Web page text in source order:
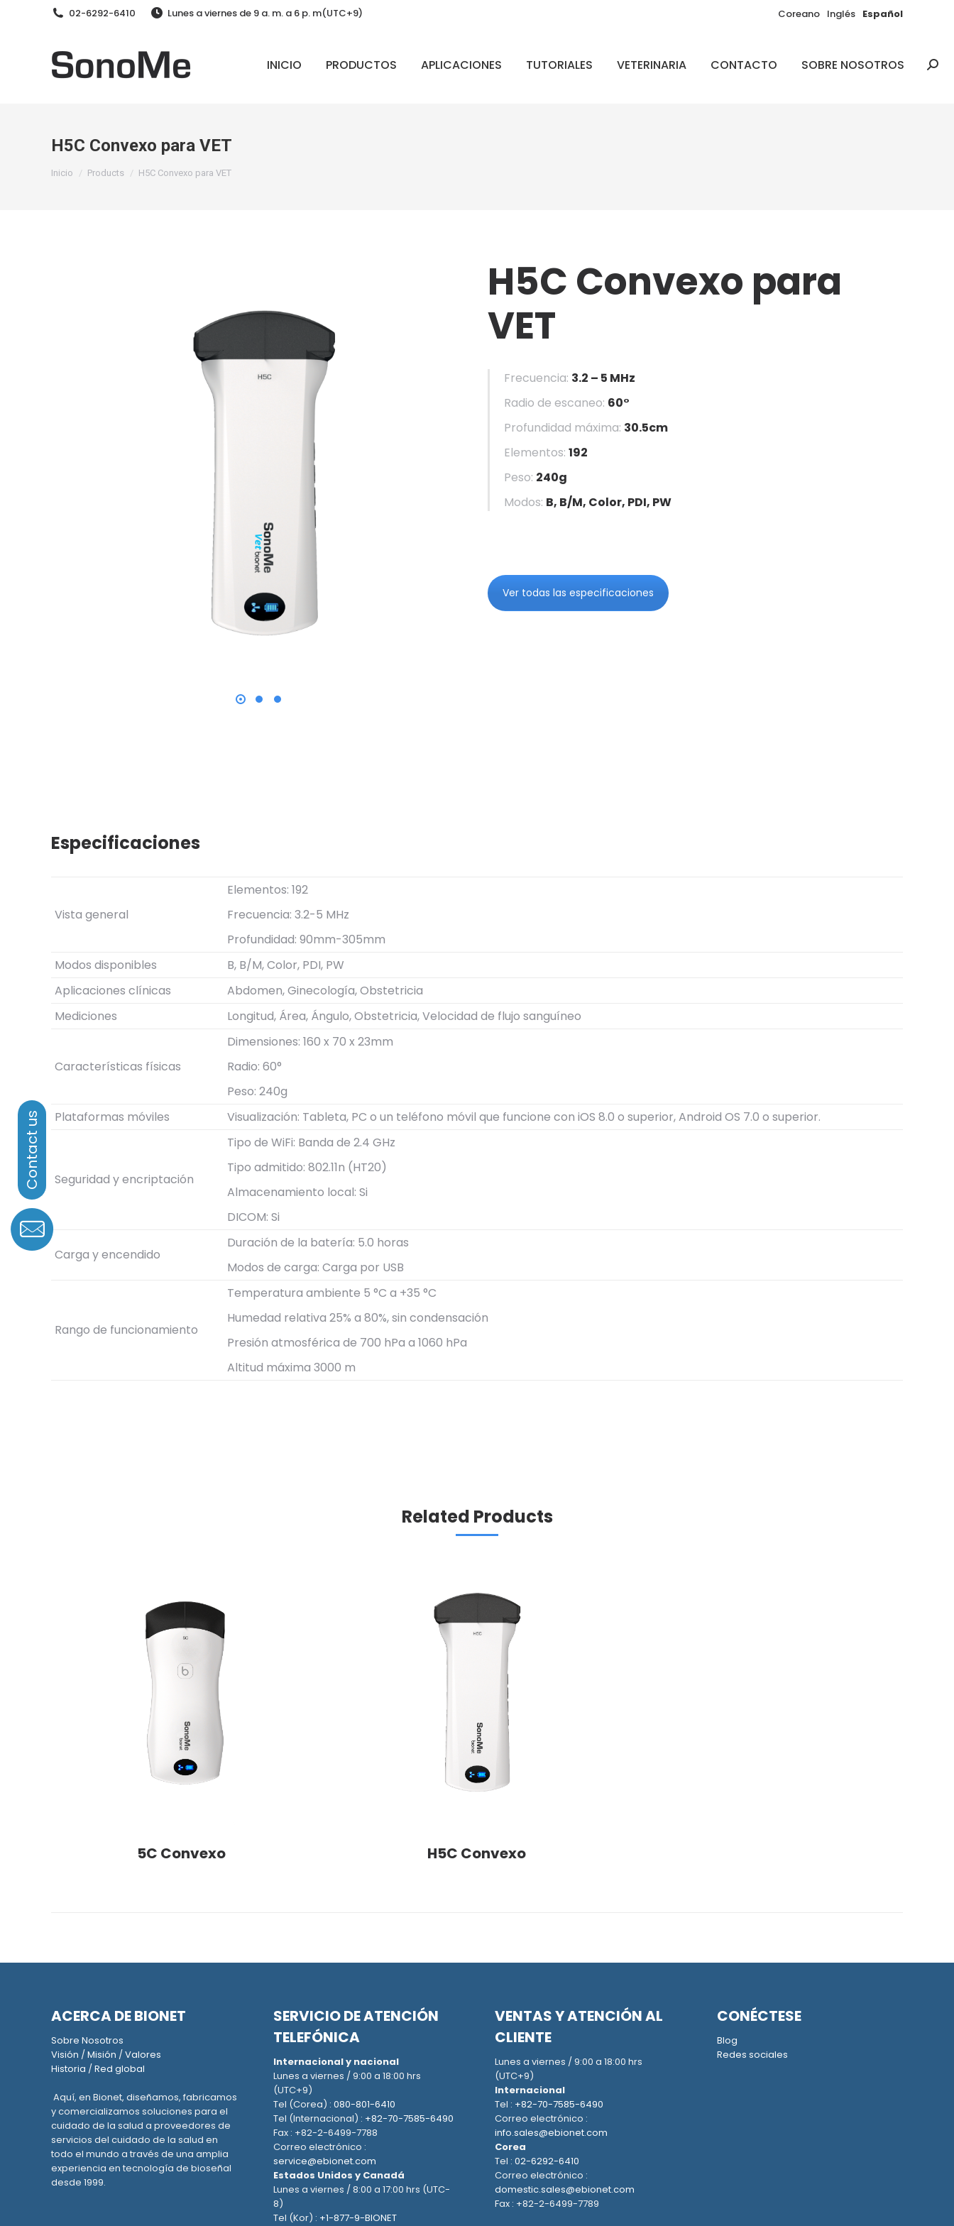
02-6292-6410 Lunes a viernes de 9 a. m. a 6 p. m(UTC+9) Coreano Inglés Español
INICIO PRODUCTOS APLICACIONES TUTORIALES VETERINARIA CONTACTO SOBRE NOSOTROS
H5C Convexo para VET
Estás aquí:
Inicio Products H5C Convexo para VET
H5C Convexo para
VET
Frecuencia: 3.2 – 5 MHz
Radio de escaneo: 60°
Profundidad máxima: 30.5cm
Elementos: 192
Peso: 240g
Modos: B, B/M, Color, PDI, PW
Ver todas las especificaciones
Especificaciones
Vista general
Elementos: 192
Frecuencia: 3.2-5 MHz
Profundidad: 90mm-305mm
Modos disponibles
B, B/M, Color, PDI, PW
Aplicaciones clínicas
Abdomen, Ginecología, Obstetricia
Mediciones
Longitud, Área, Ángulo, Obstetricia, Velocidad de flujo sanguíneo
Características físicas
Dimensiones: 160 x 70 x 23mm
Radio: 60°
Peso: 240g
Plataformas móviles
Visualización: Tableta, PC o un teléfono móvil que funcione con iOS 8.0 o superior, Android OS 7.0 o superior.
Seguridad y encriptación
Tipo de WiFi: Banda de 2.4 GHz
Tipo admitido: 802.11n (HT20)
Almacenamiento local: Si
DICOM: Si
Carga y encendido
Duración de la batería: 5.0 horas
Modos de carga: Carga por USB
Rango de funcionamiento
Temperatura ambiente 5 °C a +35 °C
Humedad relativa 25% a 80%, sin condensación
Presión atmosférica de 700 hPa a 1060 hPa
Altitud máxima 3000 m
Related Products
5C Convexo H5C Convexo
ACERCA DE BIONET
Sobre Nosotros
Visión /Misión /Valores
Historia /Red global
Aquí, en Bionet, diseñamos, fabricamos
y comercializamos soluciones para el
cuidado de la salud a proveedores de
servicios del cuidado de la salud en
todo el mundo a través de una amplia
experiencia en tecnología de bioseñal
desde 1999.
SERVICIO DE ATENCIÓN
TELEFÓNICA
Internacional y nacional
Lunes a viernes / 9:00 a 18:00 hrs
(UTC+9)
Tel (Corea) : 080-801-6410
Tel (Internacional) : +82-70-7585-6490
Fax : +82-2-6499-7788
Correo electrónico :
service@ebionet.com
Estados Unidos y Canadá
Lunes a viernes / 8:00 a 17:00 hrs (UTC-
8)
Tel (Kor) : +1-877-9-BIONET
VENTAS Y ATENCIÓN AL
CLIENTE
Lunes a viernes / 9:00 a 18:00 hrs
(UTC+9)
Internacional
Tel : +82-70-7585-6490
Correo electrónico :
info.sales@ebionet.com
Corea
Tel : 02-6292-6410
Correo electrónico :
domestic.sales@ebionet.com
Fax : +82-2-6499-7789
CONÉCTESE
Blog
Redes sociales